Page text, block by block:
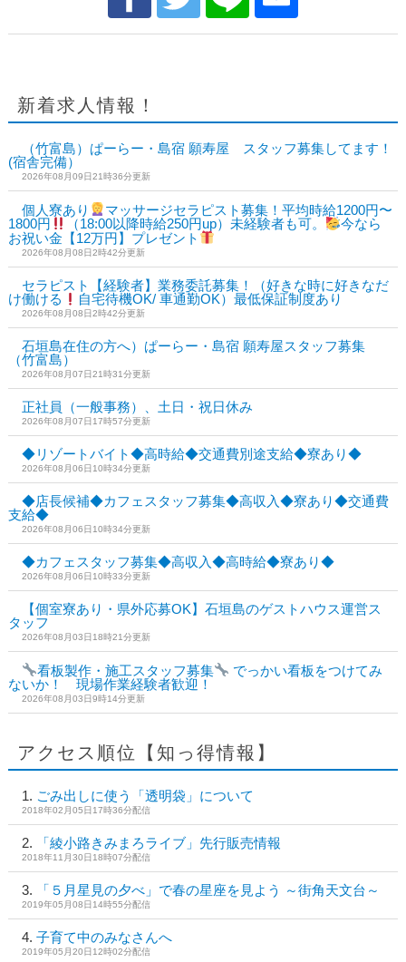
新着求人情報！
（竹富島）ぱーらー・島宿 願寿屋 スタッフ募集してます！
(宿舎完備）
2026年08月09日21時36分更新
個人寮あり
マッサージセラピスト募集！平均時給1200円〜
1800円
（18:00以降時給250円up）未経験者も可。
今なら
お祝い金【12万円】プレゼント
2026年08月08日2時42分更新
セラピスト【経験者】業務委託募集！（好きな時に好きなだ
け働ける
自宅待機OK/ 車通勤OK）最低保証制度あり
2026年08月08日2時42分更新
石垣島在住の方へ）ぱーらー・島宿 願寿屋スタッフ募集
（竹富島）
2026年08月07日21時31分更新
正社員（一般事務）、土日・祝日休み
2026年08月07日17時57分更新
◆リゾートバイト◆高時給◆交通費別途支給◆寮あり◆
2026年08月06日10時34分更新
◆店長候補◆カフェスタッフ募集◆高収入◆寮あり◆交通費
支給◆
2026年08月06日10時34分更新
◆カフェスタッフ募集◆高収入◆高時給◆寮あり◆
2026年08月06日10時33分更新
【個室寮あり・県外応募OK】石垣島のゲストハウス運営ス
タッフ
2026年08月03日18時21分更新
看板製作・施工スタッフ募集
でっかい看板をつけてみ
ないか！ 現場作業経験者歓迎！
2026年08月03日9時14分更新
アクセス順位【知っ得情報】
ごみ出しに使う「透明袋」について
2018年02月05日17時36分配信
「綾小路きみまろライブ」先行販売情報
2018年11月30日18時07分配信
「５月星見の夕べ」で春の星座を見よう ～街角天文台～
2019年05月08日14時55分配信
子育て中のみなさんへ
2019年05月20日12時02分配信